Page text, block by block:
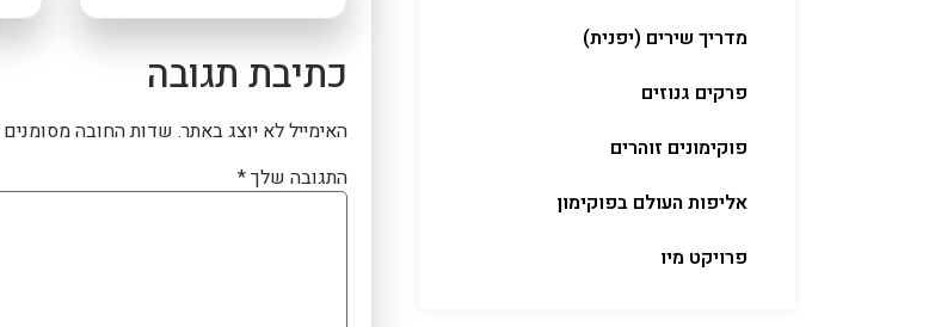
מדריך שירים (יפנית)
פרקים גנוזים
פוקימונים זוהרים
אליפות העולם בפוקימון
פרויקט מיו
כתיבת תגובה
האימייל לא יוצג באתר. שדות החובה מסומנים
התגובה שלך*